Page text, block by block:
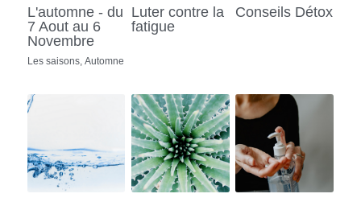
L'automne - du
7 Aout au 6
Novembre
Les saisons, Automne
Luter contre la
fatigue
Conseils Détox